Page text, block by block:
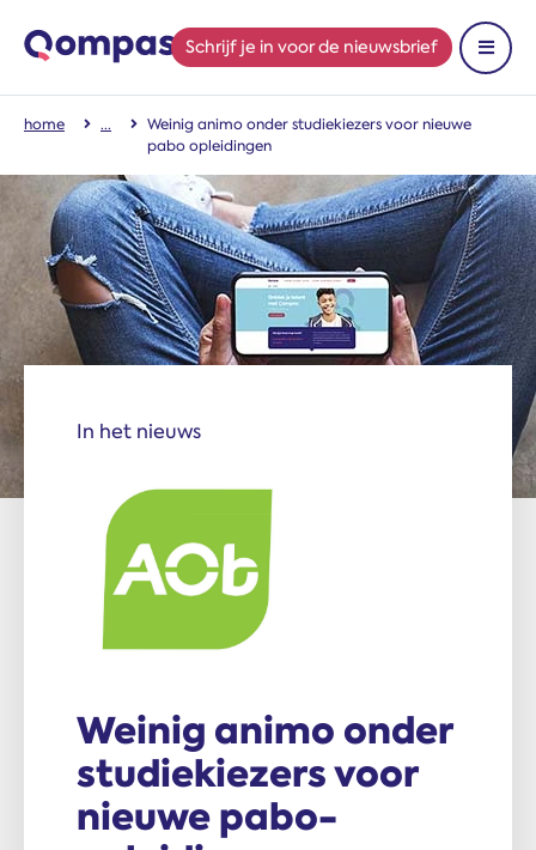
Schrijf je in voor de nieuwsbrief
Toon
home
Weinig animo onder studiekiezers voor nieuwe
pabo opleidingen
In het nieuws
Weinig animo onder
studiekiezers voor
nieuwe pabo-